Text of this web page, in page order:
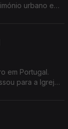
urbano e o
em Portugal.
para a Igreja.